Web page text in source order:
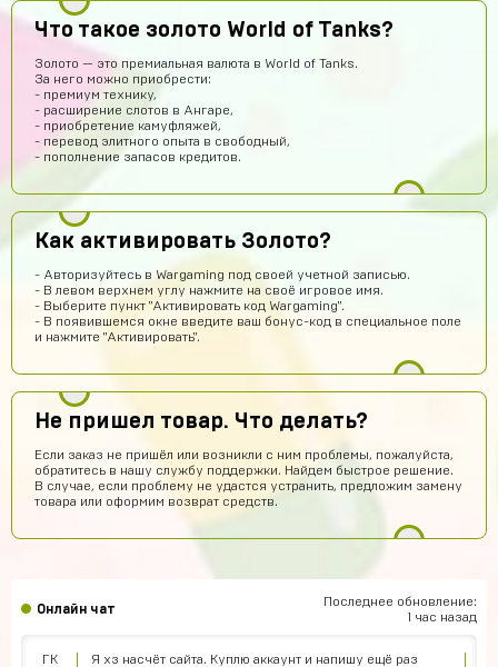
Что такое золото World of Tanks?
Золото — это премиальная валюта в World of Tanks.
За него можно приобрести:
- премиум технику,
- расширение слотов в Ангаре,
- приобретение камуфляжей,
- перевод элитного опыта в свободный,
- пополнение запасов кредитов.
Как активировать Золото?
- Авторизуйтесь в Wargaming под своей учетной записью.
- В левом верхнем углу нажмите на своё игровое имя.
- Выберите пункт "Активировать код Wargaming".
- В появившемся окне введите ваш бонус-код в специальное поле
и нажмите "Активировать".
Не пришел товар. Что делать?
Если заказ не пришёл или возникли с ним проблемы, пожалуйста,
обратитесь в нашу службу поддержки. Найдем быстрое решение.
В случае, если проблему не удастся устранить, предложим замену
товара или оформим возврат средств.
Онлайн чат
Последнее обновление:
1 час назад
Абукар Хамхоев
Top
Игорь Богданович
Збс, не обман👌
Vladislav Vporyade
Сайт топ
Timofei Fivtitwo 11 часов назад
Сайт просто супер
Диана Щербетова 9 часов назад
Подходит на ps4?
Айнур Кулиева
ГК
Я хз насчёт сайта. Куплю аккаунт и напишу ещё раз